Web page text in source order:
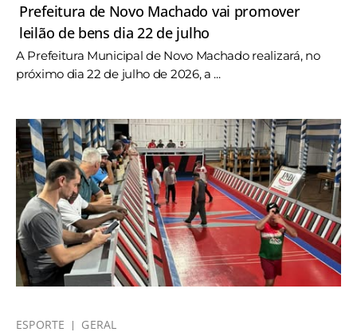
Prefeitura de Novo Machado vai promover
leilão de bens dia 22 de julho
A Prefeitura Municipal de Novo Machado realizará, no
próximo dia 22 de julho de 2026, a ...
ESPORTE GERAL